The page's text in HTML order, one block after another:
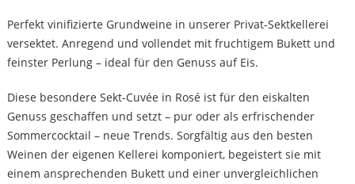
Perfekt vinifizierte Grundweine in unserer Privat-Sektkellerei
versektet. Anregend und vollendet mit fruchtigem Bukett und
feinster Perlung – ideal für den Genuss auf Eis.
Diese besondere Sekt-Cuvée in Rosé ist für den eiskalten
Genuss geschaffen und setzt – pur oder als erfrischender
Sommercocktail – neue Trends. Sorgfältig aus den besten
Weinen der eigenen Kellerei komponiert, begeistert sie mit
einem ansprechenden Bukett und einer unvergleichlichen